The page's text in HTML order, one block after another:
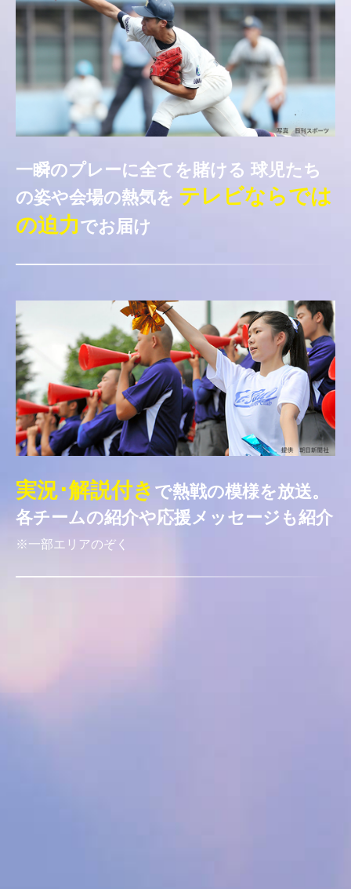
一瞬のプレーに全てを賭ける 球児たち
の姿や会場の熱気を テレビならでは
の迫力でお届け
実況･解説付き で熱戦の模様を放送。
各チームの紹介や応援メッセージも紹介
※一部エリアのぞく